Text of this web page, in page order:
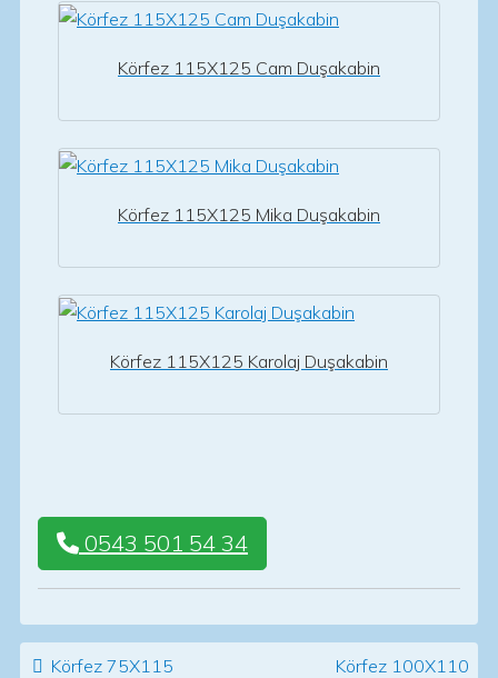
Körfez 115X125 Cam Duşakabin
Körfez 115X125 Mika Duşakabin
Körfez 115X125 Karolaj Duşakabin
0543 501 54 34
Post navigation
Körfez 75X115
Körfez 100X110